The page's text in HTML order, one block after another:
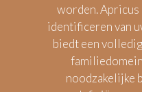
worden. Apricus
identificeren van
biedt een
noodzakelijke